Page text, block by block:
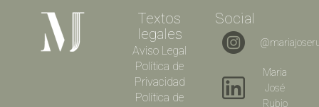
Textos
legales
Aviso Legal
Política de
Privacidad
Política de
Social
Maria
José
Rubio​